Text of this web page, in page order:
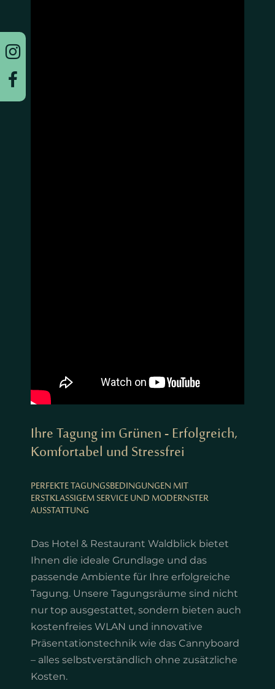
Ihre Tagung im Grünen - Erfolgreich,
Komfortabel und Stressfrei
PERFEKTE TAGUNGSBEDINGUNGEN MIT
ERSTKLASSIGEM SERVICE UND MODERNSTER
AUSSTATTUNG
Das Hotel & Restaurant Waldblick bietet
Ihnen die ideale Grundlage und das
passende Ambiente für Ihre erfolgreiche
Tagung. Unsere Tagungsräume sind nicht
nur top ausgestattet, sondern bieten auch
kostenfreies WLAN und innovative
Präsentationstechnik wie das Cannyboard
– alles selbstverständlich ohne zusätzliche
Kosten.
Appartement
Arrangements